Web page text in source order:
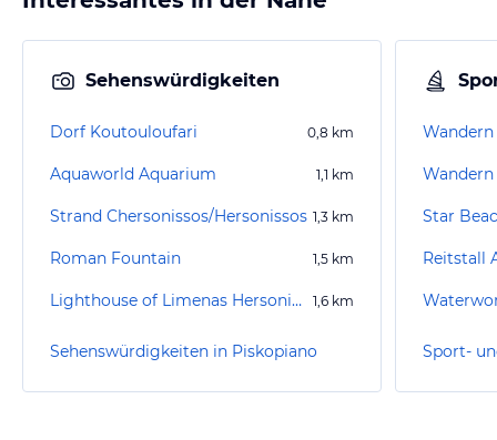
Sehenswürdigkeiten
Dorf Koutouloufari 0,8 km
Aquaworld Aquarium 1,1 km
Strand Chersonissos/Hersonissos 1,3 km
Roman Fountain 1,5 km
Lighthouse of Limenas Hersonissou 1,6 km
Sehenswürdigkeiten in Piskopiano
Star
Reitstall